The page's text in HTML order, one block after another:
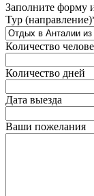
Заполните форму
Тур
Количество
Количество дней
Дата выезда
Ваши пожелания